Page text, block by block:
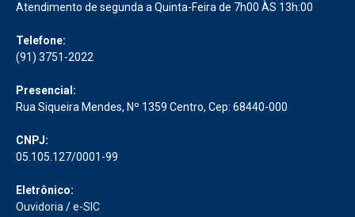
Atendimento de segunda a Quinta-Feira de 7h00 ÀS 13h:00
Telefone:
(91) 3751-2022
Presencial:
Rua Siqueira Mendes, Nº 1359 Centro, Cep: 68440-000
CNPJ:
05.105.127/0001-99
Eletrônico:
Ouvidoria /e-SIC